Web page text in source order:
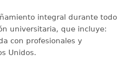
integral durante todo
universitaria, que incluye:
con profesionales y
Unidos.